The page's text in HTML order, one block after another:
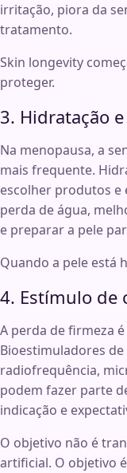
irritação, piora da
tratamento.
Skin longevity
proteger.
3. Hidratação
Na menopausa, a
mais frequente.
escolher produtos e
perda de água,
e preparar a pele
Quando a pele está
4. Estímulo de
A perda de firmeza
Bioestimuladores
radiofrequência,
podem fazer parte
indicação e
O objetivo não é
artificial. O objetivo